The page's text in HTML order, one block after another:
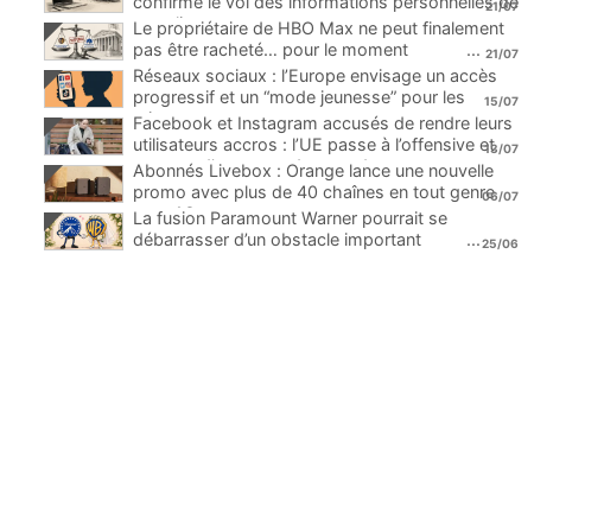
ses clients
...
21/07
Le propriétaire de HBO Max ne peut finalement
pas être racheté… pour le moment
... 21/07
Réseaux sociaux : l’Europe envisage un accès
progressif et un “mode jeunesse” pour les
mineurs
...
15/07
Facebook et Instagram accusés de rendre leurs
utilisateurs accros : l’UE passe à l’offensive et
menace d’une amende record
...
13/07
Abonnés Livebox : Orange lance une nouvelle
promo avec plus de 40 chaînes en tout genre
pour 1€
06/07
La fusion Paramount Warner pourrait se
débarrasser d’un obstacle important
...25/06